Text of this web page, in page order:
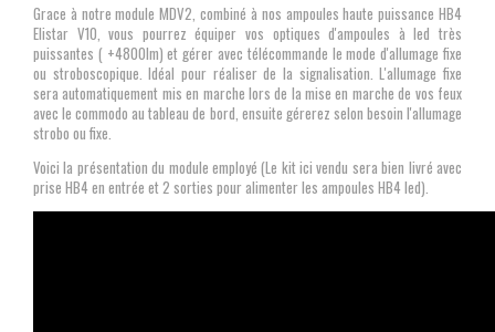
Grace à notre module MDV2, combiné à nos ampoules haute puissance HB4
Elistar V10, vous pourrez équiper vos optiques d'ampoules à led très
puissantes ( +4800lm) et gérer avec télécommande le mode d'allumage fixe
ou stroboscopique. Idéal pour réaliser de la signalisation. L'allumage fixe
sera automatiquement mis en marche lors de la mise en marche de vos feux
avec le commodo au tableau de bord, ensuite gérerez selon besoin l'allumage
strobo ou fixe.
Voici la présentation du module employé (Le kit ici vendu sera bien livré avec
prise HB4 en entrée et 2 sorties pour alimenter les ampoules HB4 led).